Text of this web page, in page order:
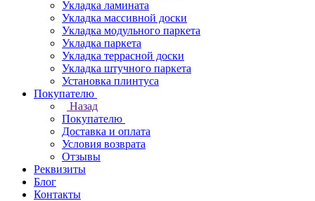
Укладка ламината
Укладка массивной доски
Укладка модульного паркета
Укладка паркета
Укладка террасной доски
Укладка штучного паркета
Установка плинтуса
Покупателю
Назад
Покупателю
Доставка и оплата
Условия возврата
Отзывы
Реквизиты
Блог
Контакты